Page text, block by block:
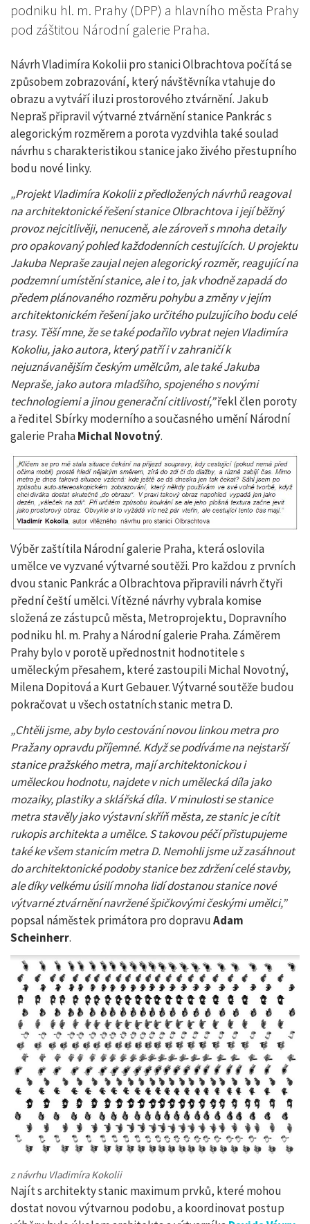
podniku hl. m. Prahy (DPP) a hlavního města Prahy
pod záštitou Národní galerie Praha.
Návrh Vladimíra Kokolii pro stanici Olbrachtova počítá se
způsobem zobrazování, který návštěvníka vtahuje do
obrazu a vytváří iluzi prostorového ztvárnění. Jakub
Nepraš připravil výtvarné ztvárnění stanice Pankrác s
alegorickým rozměrem a porota vyzdvihla také soulad
návrhu s charakteristikou stanice jako živého přestupního
bodu nové linky.
„Projekt Vladimíra Kokolii z předložených návrhů reagoval
na architektonické řešení stanice Olbrachtova i její běžný
provoz nejcitlivěji, nenuceně, ale zároveň s mnoha detaily
pro opakovaný pohled každodenních cestujících. U projektu
Jakuba Nepraše zaujal nejen alegorický rozměr, reagující na
podzemní umístění stanice, ale i to, jak vhodně zapadá do
předem plánovaného rozměru pohybu a změny v jejím
architektonickém řešení jako určitého pulzujícího bodu celé
trasy. Těší mne, že se také podařilo vybrat nejen Vladimíra
Kokoliu, jako autora, který patří i v zahraničí k
nejuznávanějším českým umělcům, ale také Jakuba
Nepraše, jako autora mladšího, spojeného s novými
technologiemi a jinou generační citlivostí,”řekl člen poroty
a ředitel Sbírky moderního a současného umění Národní
galerie PrahaMichal Novotný.
Výběr zaštítila Národní galerie Praha, která oslovila
umělce ve vyzvané výtvarné soutěži. Pro každou z prvních
dvou stanic Pankrác a Olbrachtova připravili návrh čtyři
přední čeští umělci. Vítězné návrhy vybrala komise
složená ze zástupců města, Metroprojektu, Dopravního
podniku hl. m. Prahy a Národní galerie Praha. Záměrem
Prahy bylo v porotě upřednostnit hodnotitele s
uměleckým přesahem, které zastoupili Michal Novotný,
Milena Dopitová a Kurt Gebauer. Výtvarné soutěže budou
pokračovat u všech ostatních stanic metra D.
„Chtěli jsme, aby bylo cestování novou linkou metra pro
Pražany opravdu příjemné. Když se podíváme na nejstarší
stanice pražského metra, mají architektonickou i
uměleckou hodnotu, najdete v nich umělecká díla jako
mozaiky, plastiky a sklářská díla. V minulosti se stanice
metra stavěly jako výstavní skříň města, ze stanic je cítit
rukopis architekta a umělce. S takovou péčí přistupujeme
také ke všem stanicím metra D. Nemohli jsme už zasáhnout
do architektonické podoby stanice bez zdržení celé stavby,
ale díky velkému úsilí mnoha lidí dostanou stanice nové
výtvarné ztvárnění navržené špičkovými českými umělci,”
popsal náměstek primátora pro dopravuAdam
Scheinherr.
z návrhu Vladimíra Kokolii
Najít s architekty stanic maximum prvků, které mohou
dostat novou výtvarnou podobu, a koordinovat postup